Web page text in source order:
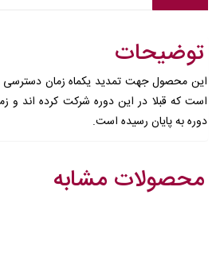
توضیحات
این محصول جهت تمدید یکماه زمان دسترسی
است که قبلا در این دوره شرکت کرده اند و
دوره به پایان رسیده است.
محصولات مشابه